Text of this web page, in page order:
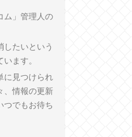
ム」管理人の
したいという
ます。
に見つけられ
、情報の更新
つでもお待ち